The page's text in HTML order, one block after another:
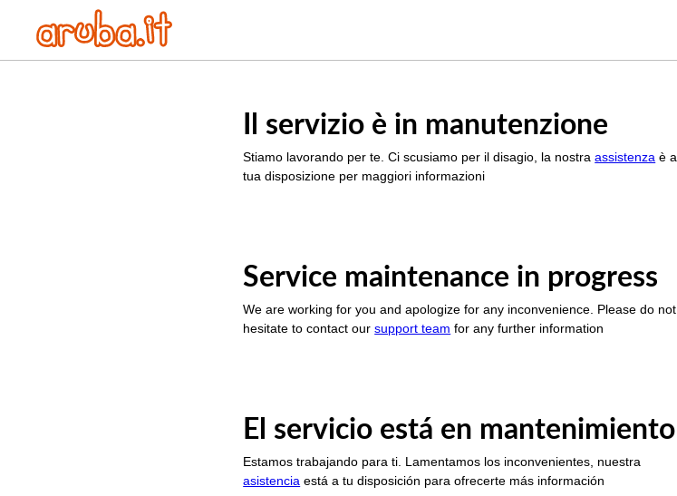
Il servizio è in manutenzione
Stiamo lavorando per te. Ci scusiamo per il disagio, la nostraassistenza è a
tua disposizione per maggiori informazioni
Service maintenance in progress
We are working for you and apologize for any inconvenience. Please do not
hesitate to contact oursupport team for any further information
El servicio está en mantenimiento
Estamos trabajando para ti. Lamentamos los inconvenientes, nuestra
asistencia está a tu disposición para ofrecerte más información